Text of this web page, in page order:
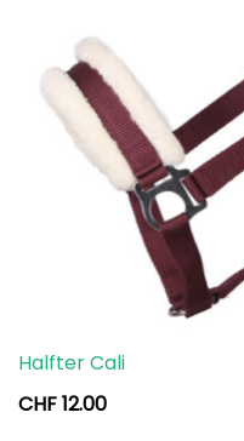
Halfter Cali
CHF12.00